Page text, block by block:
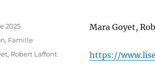
Mara Goyet,
https://
2025
, Famille
, Robert Laffont